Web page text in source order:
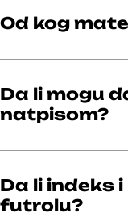
Od kog
Da li mogu
natpisom?
Da li indeks
futrolu?